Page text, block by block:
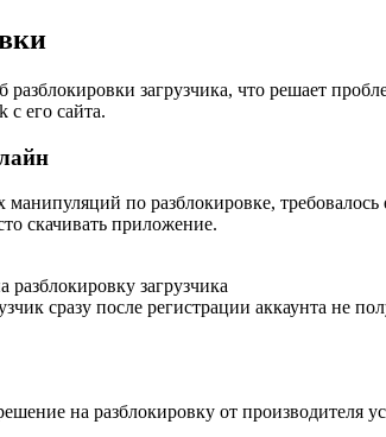
загрузчика, что решает
его сайта.
по разблокировке,
скачивать приложение.
загрузчика
сразу после регистрации аккаунта не
на разблокировку от производителя